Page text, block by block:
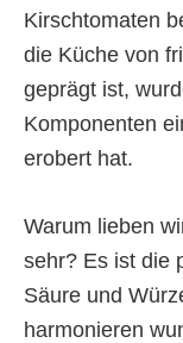
Kirschtomaten
die Küche von
geprägt ist,
Komponenten
erobert hat.
Warum lieben
sehr? Es ist die
Säure und
harmonieren